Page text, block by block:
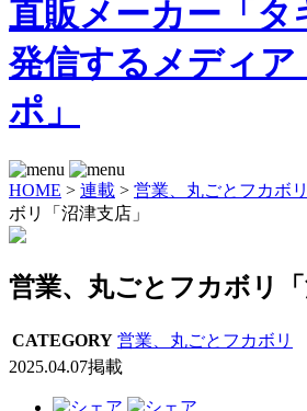
HOME > 連載 > 営業、丸ごとフカボリ
ボリ「沼津支店」
営業、丸ごとフカボリ「
CATEGORY 営業、丸ごとフカボリ
2025.04.07掲載